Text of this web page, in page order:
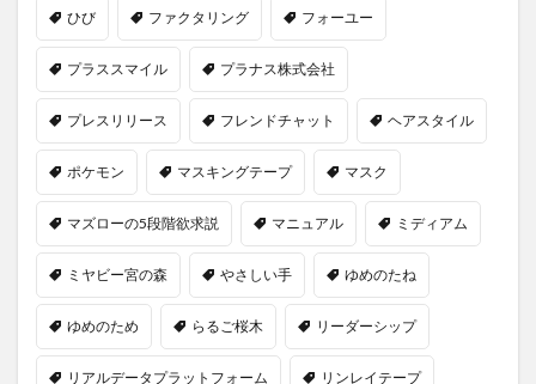
ひび ファクタリング フォーユー
プラススマイル プラナス株式会社
プレスリリース フレンドチャット ヘアスタイル
ポケモン マスキングテープ マスク
マズローの5段階欲求説 マニュアル ミディアム
ミヤビー宮の森 やさしい手 ゆめのたね
ゆめのため らるご桜木 リーダーシップ
リアルデータプラットフォーム リンレイテープ